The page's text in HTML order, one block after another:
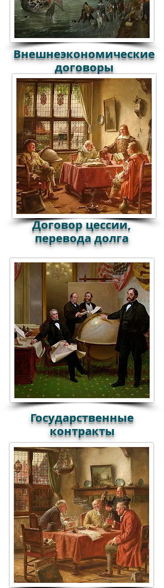
Внешнеэкономические
договоры
Договор цессии,
перевода долга
Государственные
контракты